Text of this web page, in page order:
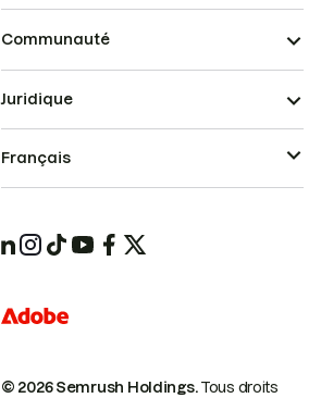
Communauté
© 2026 Semrush Holdings.Tous droits
Juridique
Français